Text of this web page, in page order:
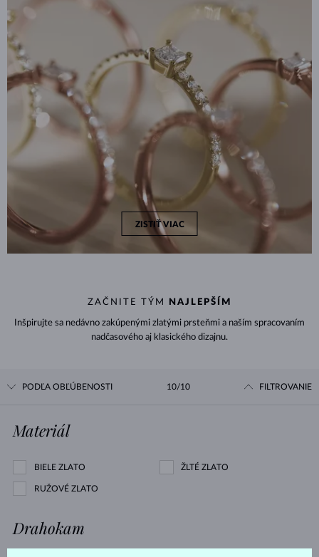
ZISTIŤ VIAC
ZAČNITE TÝM NAJLEPŠÍM
Inšpirujte sa nedávno zakúpenými zlatými prsteňmi a naším spracovaním
nadčasového aj klasického dizajnu.
PODĽA OBĽÚBENOSTI 10/10 FILTROVANIE
Materiál
BIELE ZLATO ŽLTÉ ZLATO
RUŽOVÉ ZLATO
Drahokam